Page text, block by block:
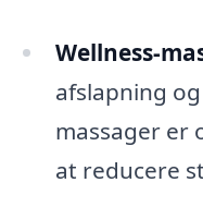
Wellness-
afslapning
massager er
at reducere